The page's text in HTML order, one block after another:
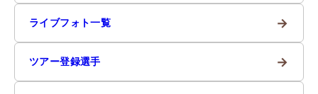
ライブフォト一覧 →
ツアー登録選手 →